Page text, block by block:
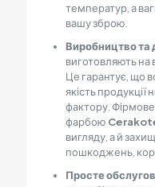
температур, а
вашу зброю.
Виробництво та
виготовляють на
Це гарантує, що
якість
фактору.
фарбою
вигляду, а й
пошкоджень,
Просте